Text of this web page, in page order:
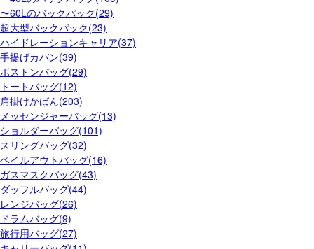
〜60Lのバックパック(29)
超大型バックパック(23)
ハイドレーションキャリア(37)
手提げカバン(39)
ボストンバッグ(29)
トートバッグ(12)
肩掛けかばん(203)
メッセンジャーバッグ(13)
ショルダーバッグ(101)
スリングバッグ(32)
ベイルアウトバッグ(16)
ガスマスクバッグ(43)
ダッフルバッグ(44)
レンジバッグ(26)
ドラムバッグ(9)
旅行用バッグ(27)